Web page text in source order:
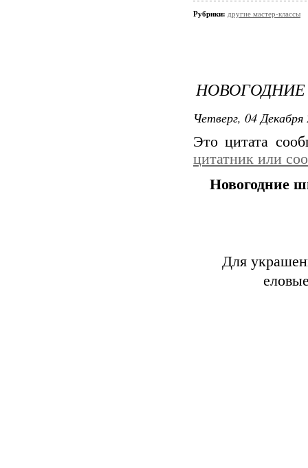
Рубрики: другие мастер-классы
Четверг, 04
Это цитата
цитатник или
Новогодние
Для